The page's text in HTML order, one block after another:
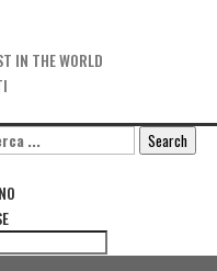
IN THE WORLD
Search